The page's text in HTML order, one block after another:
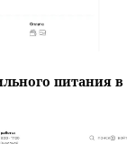
питания в